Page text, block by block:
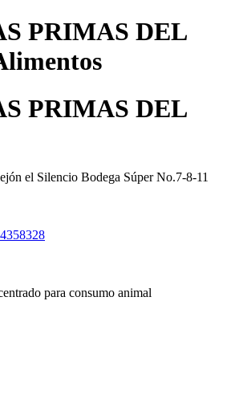
PRIMAS DEL
PRIMAS DEL
el Silencio Bodega Súper No.7-8-11
para consumo animal